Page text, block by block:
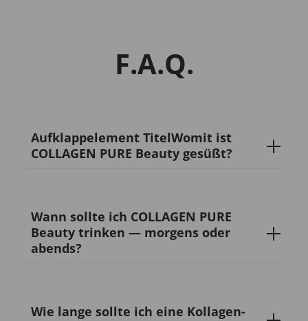
F.A.Q.
Aufklappelement TitelWomit ist
COLLAGEN PURE Beauty gesüßt?
Wann sollte ich COLLAGEN PURE
Beauty trinken — morgens oder
abends?
Wie lange sollte ich eine Kollagen-